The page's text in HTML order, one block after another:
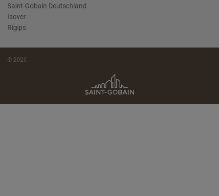
Saint-Gobain Deutschland
Isover
Rigips
© 2026